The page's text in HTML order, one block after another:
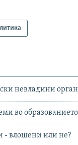
невладини
во образованието
- влошени или не?